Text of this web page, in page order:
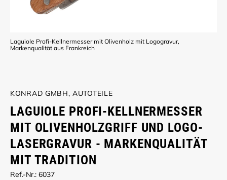
Laguiole Profi-Kellnermesser mit Olivenholz mit Logogravur,
Markenqualität aus Frankreich
KONRAD GMBH, AUTOTEILE
LAGUIOLE PROFI-KELLNERMESSER
MIT OLIVENHOLZGRIFF UND LOGO-
LASERGRAVUR - MARKENQUALITÄT
MIT TRADITION
Ref.-Nr.: 6037